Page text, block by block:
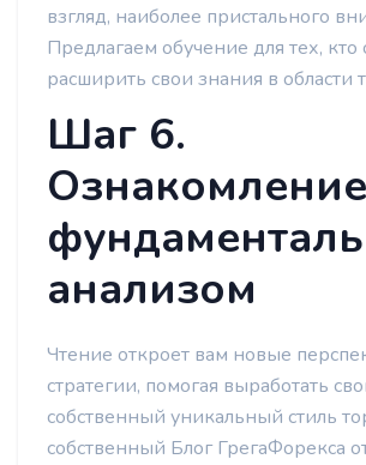
взгляд, наиболее пристального
Предлагаем обучение для тех, кто
расширить свои знания в области
Шаг 6.
анализом
Чтение откроет вам новые
стратегии, помогая выработать
собственный уникальный стиль
собственный Блог ГрегаФорекса